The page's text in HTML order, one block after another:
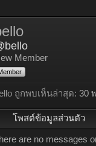
Member
ถูกพบเห็นล่าสุด: 30
โพสต์ข้อมูลส่วนตัว
are no messages